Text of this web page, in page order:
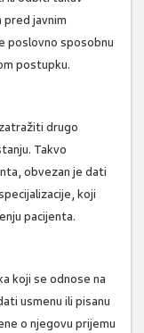
javnim
poslovno sposobnu
postupku.
drugo
Takvo
obvezan je dati
koji
pacijenta.
koji se odnose na
usmenu ili pisanu
o njegovu prijemu